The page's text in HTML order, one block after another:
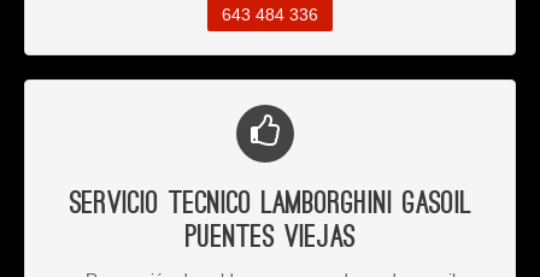
643 484 336
Servicio Tecnico Lamborghini Gasoil
Puentes Viejas